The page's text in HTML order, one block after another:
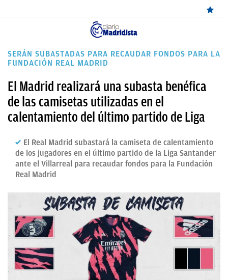
ÚLTIMAS
REAL
MADRID
CANTERA
FICHAJES
FEMENINO
PAPARAZZI
SERÁN SUBASTADAS PARA RECAUDAR FONDOS PARA LA
FUNDACIÓN REAL MADRID
El Madrid realizará una subasta benéfica
de las camisetas utilizadas en el
calentamiento del último partido de Liga
El Real Madrid subastará la camiseta de calentamiento
de los jugadores en el último partido de la Liga Santander
ante el Villarreal para recaudar fondos para la Fundación
Real Madrid